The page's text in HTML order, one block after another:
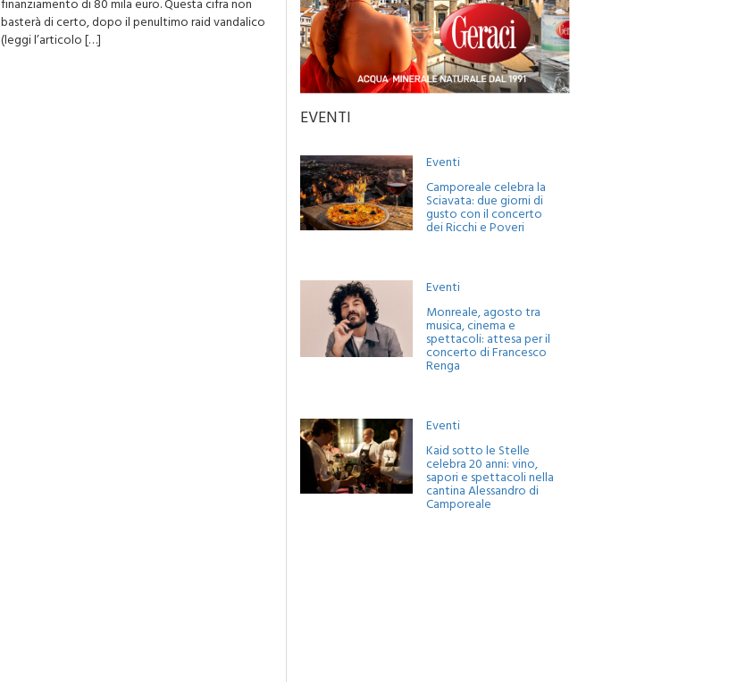
basterà di certo, dopo il penultimo raid vandalico
(leggi l’articolo […]
EVENTI
Eventi
Camporeale celebra la
Sciavata: due giorni di
gusto con il concerto
dei Ricchi e Poveri
Eventi
Monreale, agosto tra
musica, cinema e
spettacoli: attesa per il
concerto di Francesco
Renga
Eventi
Kaid sotto le Stelle
celebra 20 anni: vino,
sapori e spettacoli nella
cantina Alessandro di
Camporeale